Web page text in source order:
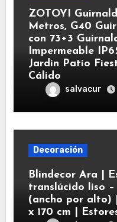
ZOTOYI
Metros, G40
con 73+3
Impermeable
Jardín Patio
Cálido
salvacur
Decoración
Blindecor Ara |
translúcido liso –
(ancho por alto)
x 170 cm |